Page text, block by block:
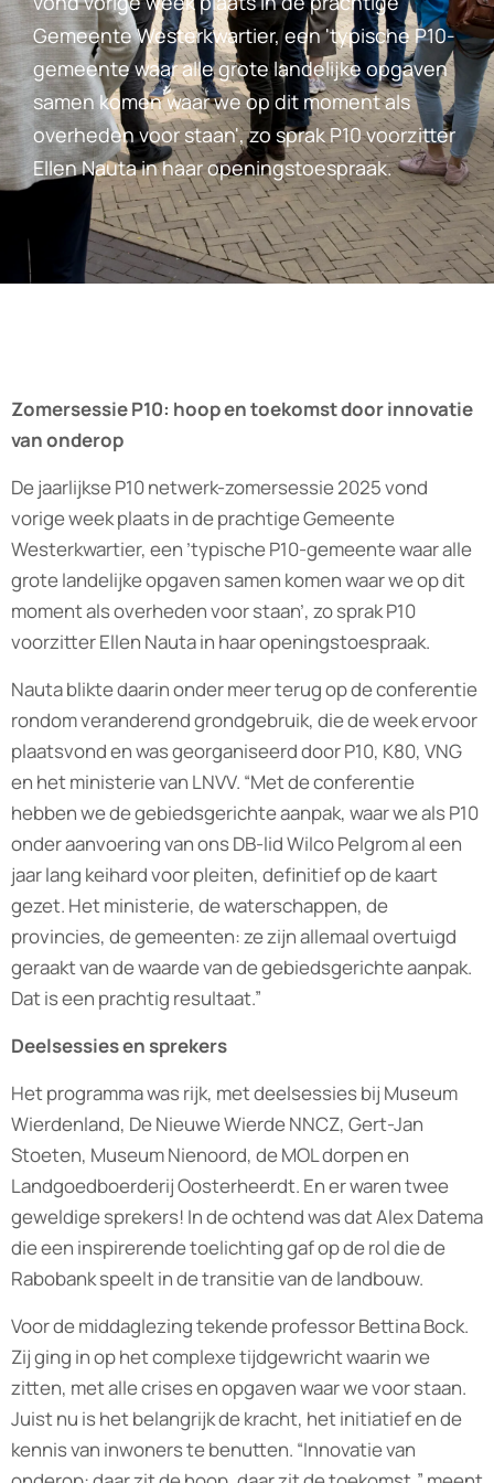
Gemeente Westerkwartier, een 'typische P10-
gemeente waar alle grote landelijke opgaven
samen komen waar we op dit moment als
overheden voor staan', zo sprak P10 voorzitter
Ellen Nauta in haar openingstoespraak.
Zomersessie P10: hoop en toekomst door innovatie
van onderop
De jaarlijkse P10 netwerk-zomersessie 2025 vond
vorige week plaats in de prachtige Gemeente
Westerkwartier, een ’typische P10-gemeente waar alle
grote landelijke opgaven samen komen waar we op dit
moment als overheden voor staan’, zo sprak P10
voorzitter Ellen Nauta in haar openingstoespraak.
Nauta blikte daarin onder meer terug op de conferentie
rondom veranderend grondgebruik, die de week ervoor
plaatsvond en was georganiseerd door P10, K80, VNG
en het ministerie van LNVV. “Met de conferentie
hebben we de gebiedsgerichte aanpak, waar we als P10
onder aanvoering van ons DB-lid Wilco Pelgrom al een
jaar lang keihard voor pleiten, definitief op de kaart
gezet. Het ministerie, de waterschappen, de
provincies, de gemeenten: ze zijn allemaal overtuigd
geraakt van de waarde van de gebiedsgerichte aanpak.
Dat is een prachtig resultaat.”
Deelsessies en sprekers
Het programma was rijk, met deelsessies bij Museum
Wierdenland, De Nieuwe Wierde NNCZ, Gert-Jan
Stoeten, Museum Nienoord, de MOL dorpen en
Landgoedboerderij Oosterheerdt. En er waren twee
geweldige sprekers! In de ochtend was dat Alex Datema
die een inspirerende toelichting gaf op de rol die de
Rabobank speelt in de transitie van de landbouw.
Voor de middaglezing tekende professor Bettina Bock.
Zij ging in op het complexe tijdgewricht waarin we
zitten, met alle crises en opgaven waar we voor staan.
Juist nu is het belangrijk de kracht, het initiatief en de
kennis van inwoners te benutten. “Innovatie van